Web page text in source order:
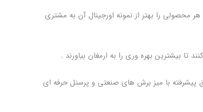
محصولی را بهتر از نمونه اورجینال آن به مشتری
بیشترین بهره وری را به ارمغان بیاورند .
پیشرفته با میز برش های صنعتی و پرسنل حرفه ای